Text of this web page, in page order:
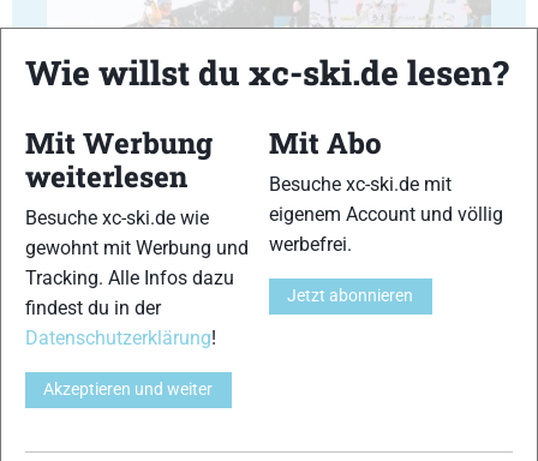
19 20
Wie willst du xc-ski.de lesen?
Mit Werbung
weiterlesen
Besuche xc-ski.de wie
gewohnt mit Werbung und
Tracking. Alle Infos dazu
findest du in der
Datenschutzerklärung!
Akzeptieren und weiter
Mit Abo
Besuche xc-ski.de mit
eigenem Account und völlig
werbefrei.
Jetzt abonnieren